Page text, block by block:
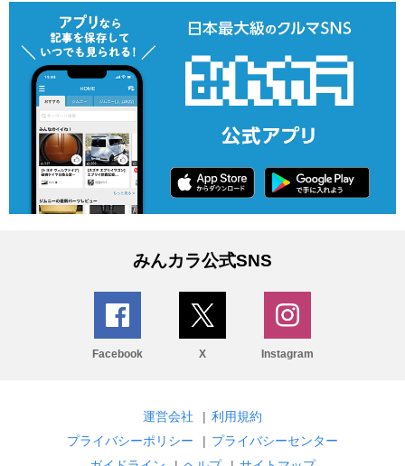
みんカラ公式SNS
Facebook X Instagram
運営会社 | 利用規約
プライバシーポリシー
| プライバシーセンター